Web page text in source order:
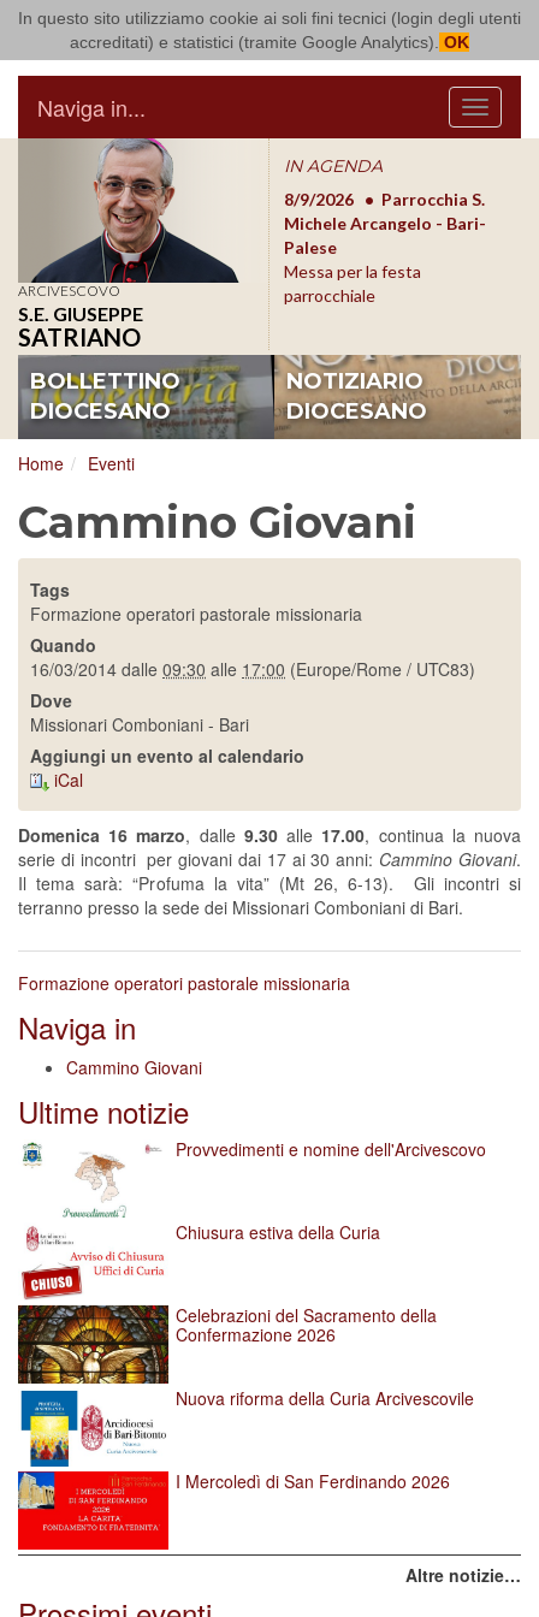
In questo sito utilizziamo cookie ai soli fini tecnici (login degli utenti
accreditati) e statistici (tramite Google Analytics). OK
Arcidiocesi di Bari Bitonto
Menu
Naviga in...
ARCIVESCOVO
S.E. GIUSEPPE
SATRIANO
IN AGENDA
8/17/2026
Conversano
Conferenza Episcopale
Pugliese
8/9/2026
Parrocchia S.
Michele Arcangelo - Bari-
Palese
Messa per la festa
parrocchiale
BOLLETTINO
DIOCESANO
NOTIZIARIO
DIOCESANO
Home Eventi
Cammino Giovani
Tags
Formazione operatori pastorale missionaria
Quando
16/03/2014 dalle 09:30 alle 17:00 (Europe/Rome / UTC83)
Dove
Missionari Comboniani - Bari
Aggiungi un evento al calendario
iCal
Domenica 16 marzo, dalle 9.30alle 17.00, continua la nuova
serie di incontri per giovani dai 17 ai 30 anni: Cammino Giovani.
Il tema sarà: “Profuma la vita” (Mt 26, 6-13). Gli incontri si
terranno presso la sede dei Missionari Comboniani di Bari.
Formazione operatori pastorale missionaria
Naviga in
Cammino Giovani
Ultime notizie
Provvedimenti e nomine dell'Arcivescovo
Chiusura estiva della Curia
Celebrazioni del Sacramento della
Confermazione 2026
Nuova riforma della Curia Arcivescovile
I Mercoledì di San Ferdinando 2026
Altre notizie…